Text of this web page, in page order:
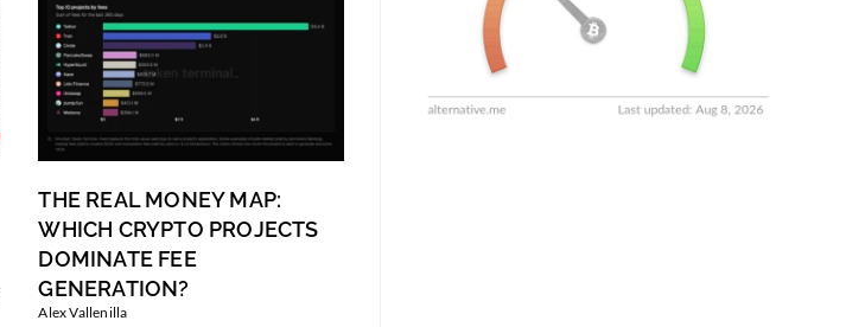
THE REAL MONEY MAP:
WHICH CRYPTO PROJECTS
DOMINATE FEE
GENERATION?
Alex Vallenilla